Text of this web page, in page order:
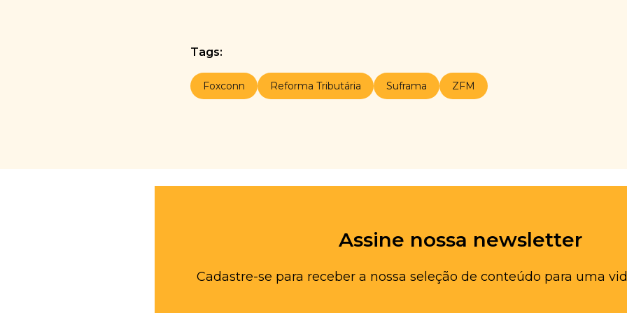
Tags:
Foxconn Reforma Tributária Suframa ZFM
Assine nossa newsletter
Cadastre-se para receber a nossa seleção de conteúdo para uma